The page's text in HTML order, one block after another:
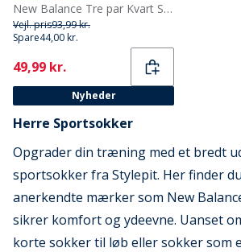
New Balance Tre par Kvart Strømper Hvid
Vejl. pris93,99 kr.
Spare44,00 kr.
Current
49,99 kr.
Nyheder
Herre Sportsokker
Opgrader din træning med et bredt
sportsokker fra Stylepit. Her finder
anerkendte mærker som New
sikrer komfort og ydeevne. Uanset
korte sokker til løb eller sokker som